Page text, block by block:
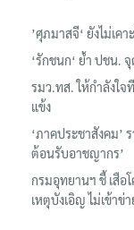
’ศุภมาสจี‘ ยังไม่เค
‘รักชนก‘ ย้ำ ปชน.
รมว.ทส. ให้กำลังใจ
แข้ง
‘ภาคประชาสังคม’
ต้อนรับอาชญากร’
กรมอุทยานฯ ชี้ เสือ
เหตุบังเอิญ ไม่เข้าข่